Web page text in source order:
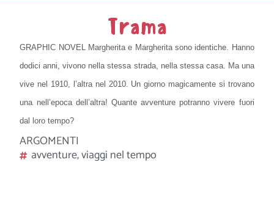
Trama
GRAPHIC NOVEL Margherita e Margherita sono identiche. Hanno
dodici anni, vivono nella stessa strada, nella stessa casa. Ma una
vive nel 1910, l’altra nel 2010. Un giorno magicamente si trovano
una nell’epoca dell’altra! Quante avventure potranno vivere fuori
dal loro tempo?
ARGOMENTI
avventure,viaggi nel tempo